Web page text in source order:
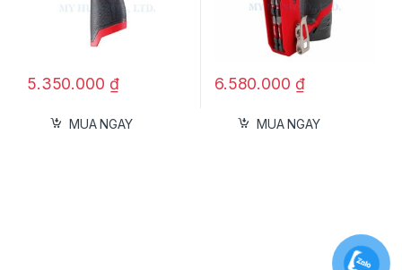
Xưởng gỗ & sản xuất nội thất: Bào, chỉnh
Công trình DIY & gia dụng: Hoàn thiện các
5.350.000 ₫
MUA NGAY
6.580.000 ₫
MUA NGAY